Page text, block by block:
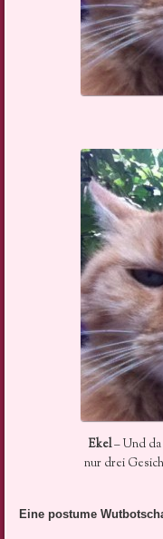
Ekel– Und da
nur drei
Eine postume